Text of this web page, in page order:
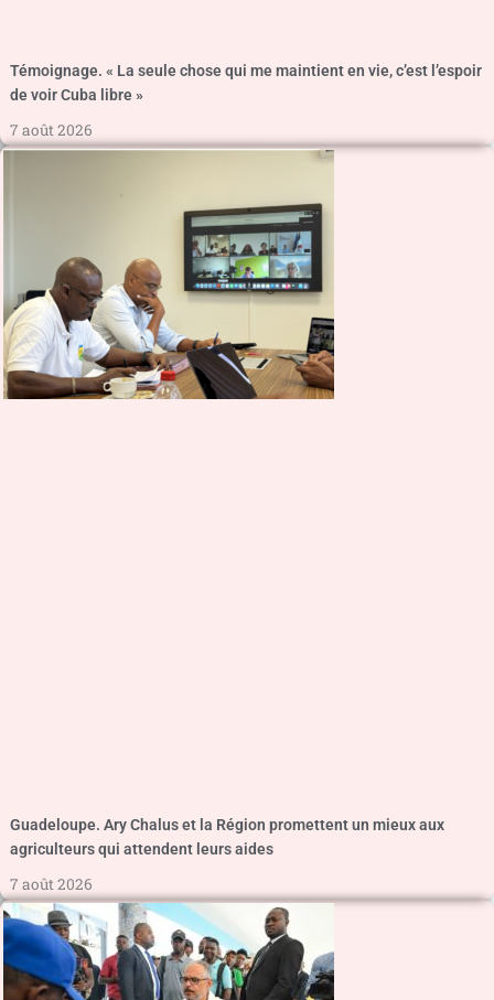
Témoignage. « La seule chose qui me maintient en vie, c’est l’espoir
de voir Cuba libre »
7 août 2026
Guadeloupe. Ary Chalus et la Région promettent un mieux aux
agriculteurs qui attendent leurs aides
7 août 2026